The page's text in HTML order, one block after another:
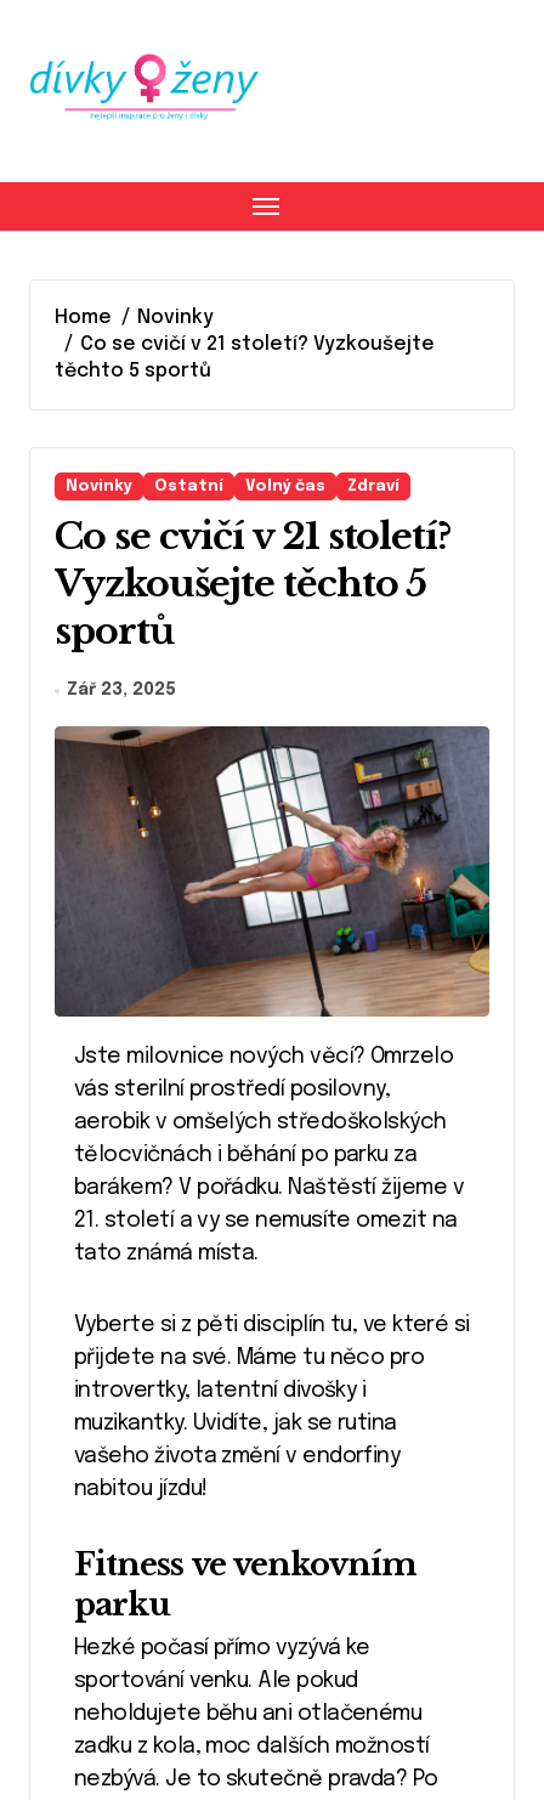
content
Home
Novinky
Co se cvičí v 21 století? Vyzkoušejte
těchto 5 sportů
Novinky Ostatní Volný čas Zdraví
Co se cvičí v 21 století?
Vyzkoušejte těchto 5
sportů
Zář 23, 2025
Jste milovnice nových věcí? Omrzelo
vás sterilní prostředí posilovny,
aerobik v omšelých středoškolských
tělocvičnách i běhání po parku za
barákem? V pořádku. Naštěstí žijeme v
21. století a vy se nemusíte omezit na
tato známá místa.
Vyberte si z pěti disciplín tu, ve které si
přijdete na své. Máme tu něco pro
introvertky, latentní divošky i
muzikantky. Uvidíte, jak se rutina
vašeho života změní v endorfiny
nabitou jízdu!
Fitness ve venkovním
parku
Hezké počasí přímo vyzývá ke
sportování venku. Ale pokud
neholdujete běhu ani otlačenému
zadku z kola, moc dalších možností
nezbývá. Je to skutečně pravda? Po